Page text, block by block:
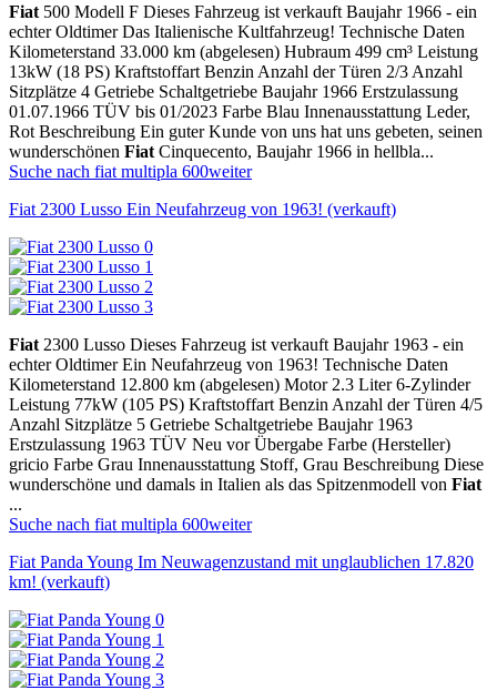
Fiat 500 Modell F Dieses Fahrzeug ist verkauft Baujahr 1966 - ein
echter Oldtimer Das Italienische Kultfahrzeug! Technische Daten
Kilometerstand 33.000 km (abgelesen) Hubraum 499 cm³ Leistung
13kW (18 PS) Kraftstoffart Benzin Anzahl der Türen 2/3 Anzahl
Sitzplätze 4 Getriebe Schaltgetriebe Baujahr 1966 Erstzulassung
01.07.1966 TÜV bis 01/2023 Farbe Blau Innenausstattung Leder,
Rot Beschreibung Ein guter Kunde von uns hat uns gebeten, seinen
wunderschönen Fiat Cinquecento, Baujahr 1966 in hellbla...
Suche nach fiat multipla 600weiter
Fiat 2300 Lusso Ein Neufahrzeug von 1963! (verkauft)
Fiat 2300 Lusso Dieses Fahrzeug ist verkauft Baujahr 1963 - ein
echter Oldtimer Ein Neufahrzeug von 1963! Technische Daten
Kilometerstand 12.800 km (abgelesen) Motor 2.3 Liter 6-Zylinder
Leistung 77kW (105 PS) Kraftstoffart Benzin Anzahl der Türen 4/5
Anzahl Sitzplätze 5 Getriebe Schaltgetriebe Baujahr 1963
Erstzulassung 1963 TÜV Neu vor Übergabe Farbe (Hersteller)
gricio Farbe Grau Innenausstattung Stoff, Grau Beschreibung Diese
wunderschöne und damals in Italien als das Spitzenmodell von Fiat
...
Suche nach fiat multipla 600weiter
Fiat Panda Young Im Neuwagenzustand mit unglaublichen 17.820
km! (verkauft)